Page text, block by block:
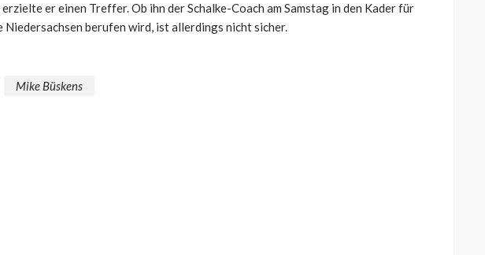
er einen Treffer. Ob ihn der Schalke-Coach am Samstag in den Kader für
Niedersachsen berufen wird, ist allerdings nicht sicher.
Mike Büskens